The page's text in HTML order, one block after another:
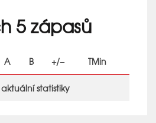
5 zápasů
A B +/− TMin
statistiky